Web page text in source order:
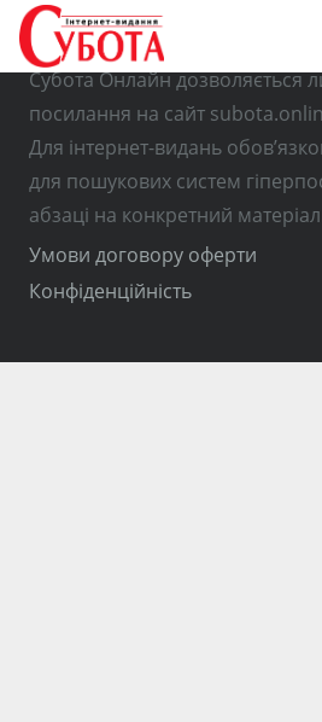
© Використання матеріалів з
Субота Онлайн дозволяється
посилання на сайт
Для інтернет-видань
для пошукових систем
абзаці на конкретний
Умови договору оферти
Конфіденційність